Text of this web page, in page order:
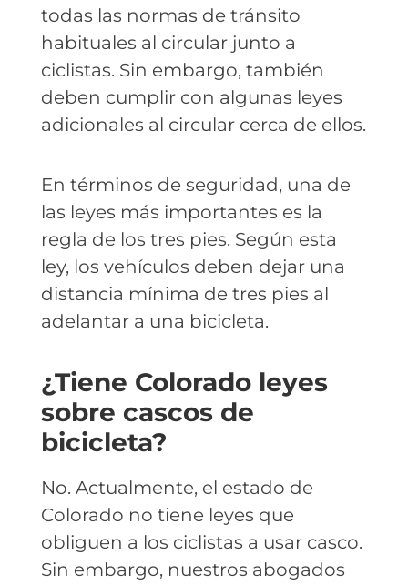
todas las normas de tránsito
habituales al circular junto a
ciclistas. Sin embargo, también
deben cumplir con algunas leyes
adicionales al circular cerca de ellos.
En términos de seguridad, una de
las leyes más importantes es la
regla de los tres pies. Según esta
ley, los vehículos deben dejar una
distancia mínima de tres pies al
adelantar a una bicicleta.
¿Tiene Colorado leyes
sobre cascos de
bicicleta?
No. Actualmente, el estado de
Colorado no tiene leyes que
obliguen a los ciclistas a usar casco.
Sin embargo, nuestros abogados